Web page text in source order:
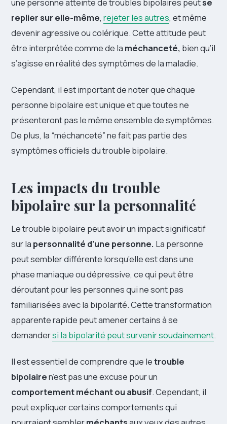
une personne atteinte de troubles bipolaires peutse
replier sur elle-même, rejeter les autres, et même
devenir agressive ou colérique. Cette attitude peut
être interprétée comme de la méchanceté, bien qu’il
s’agisse en réalité des symptômes de la maladie.
Cependant, il est important de noter que chaque
personne bipolaire est unique et que toutes ne
présenteront pas le même ensemble de symptômes.
De plus, la “méchanceté” ne fait pas partie des
symptômes officiels du trouble bipolaire.
Les impacts du trouble
bipolaire sur la personnalité
Le trouble bipolaire peut avoir un impact significatif
sur la personnalité d’une personne. La personne
peut sembler différente lorsqu’elle est dans une
phase maniaque ou dépressive, ce qui peut être
déroutant pour les personnes qui ne sont pas
familiarisées avec la bipolarité. Cette transformation
apparente rapide peut amener certains à se
demandersi la bipolarité peut survenir soudainement.
Il est essentiel de comprendre que letrouble
bipolairen’est pas une excuse pour un
comportement méchant ou abusif. Cependant, il
peut expliquer certains comportements qui